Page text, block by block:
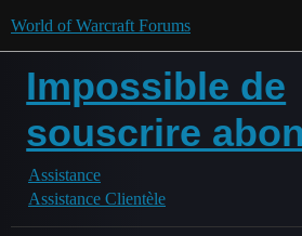
World of Warcraft Forums
Impossible de
souscrire
Assistance
Assistance Clientèle